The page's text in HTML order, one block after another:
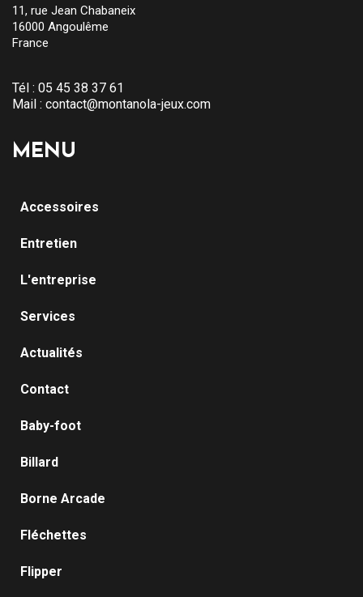
11, rue Jean Chabaneix
16000 Angoulême
France
Tél : 05 45 38 37 61
Mail : contact@montanola-jeux.com
MENU
Accessoires
Entretien
L'entreprise
Services
Actualités
Contact
Baby-foot
Billard
Borne Arcade
Fléchettes
Flipper